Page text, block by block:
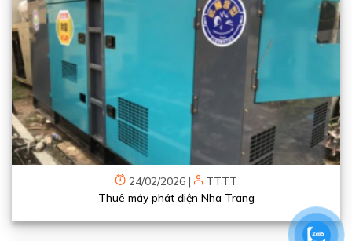
24/02/2026 |
TTTT
Thuê máy phát điện Nha Trang